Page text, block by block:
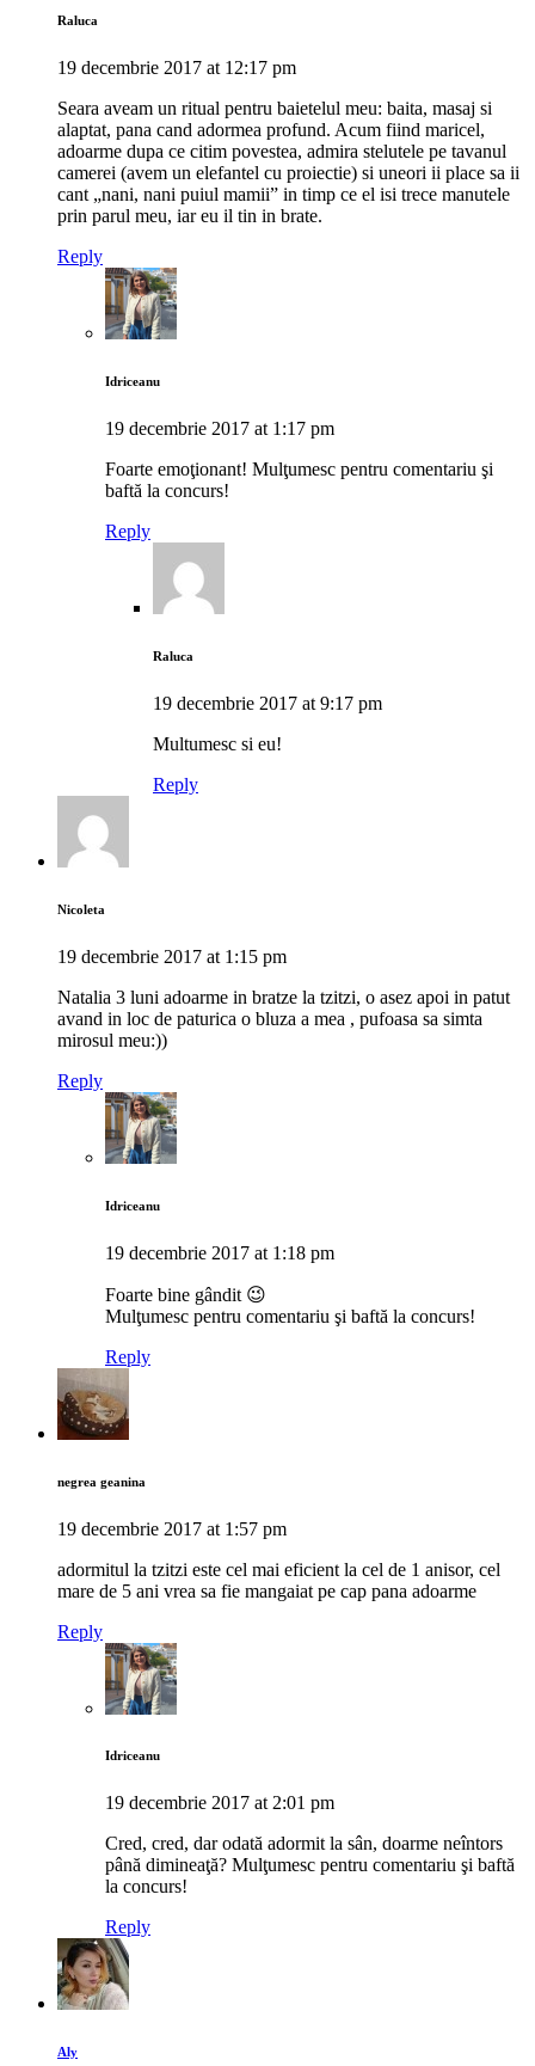
Raluca
19 decembrie 2017 at 12:17 pm
Seara aveam un ritual pentru baietelul meu: baita, masaj si
alaptat, pana cand adormea profund. Acum fiind maricel,
adoarme dupa ce citim povestea, admira stelutele pe tavanul
camerei (avem un elefantel cu proiectie) si uneori ii place sa ii
cant „nani, nani puiul mamii” in timp ce el isi trece manutele
prin parul meu, iar eu il tin in brate.
Reply
Idriceanu
19 decembrie 2017 at 1:17 pm
Foarte emoţionant! Mulţumesc pentru comentariu şi
baftă la concurs!
Reply
Raluca
19 decembrie 2017 at 9:17 pm
Multumesc si eu!
Reply
Nicoleta
19 decembrie 2017 at 1:15 pm
Natalia 3 luni adoarme in bratze la tzitzi, o asez apoi in patut
avand in loc de paturica o bluza a mea , pufoasa sa simta
mirosul meu:))
Reply
Idriceanu
19 decembrie 2017 at 1:18 pm
Foarte bine gândit 😉
Mulţumesc pentru comentariu şi baftă la concurs!
Reply
negrea geanina
19 decembrie 2017 at 1:57 pm
adormitul la tzitzi este cel mai eficient la cel de 1 anisor, cel
mare de 5 ani vrea sa fie mangaiat pe cap pana adoarme
Reply
Idriceanu
19 decembrie 2017 at 2:01 pm
Cred, cred, dar odată adormit la sân, doarme neîntors
până dimineaţă? Mulţumesc pentru comentariu şi baftă
la concurs!
Reply
Aly